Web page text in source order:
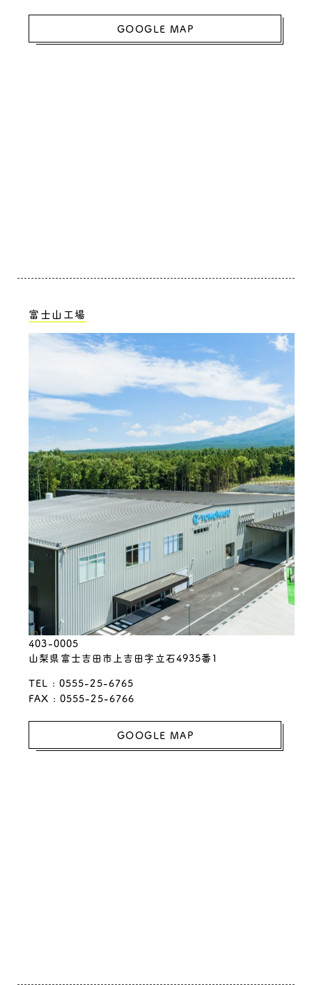
GOOGLE MAP
富士山工場
403-0005
山梨県富士吉田市上吉田字立石4935番1
TEL : 0555-25-6765
FAX : 0555-25-6766
GOOGLE MAP